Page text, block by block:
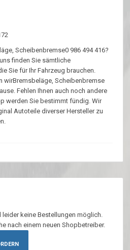
Scheibenbremse0 986 494 416?
finden Sie sämtliche
Sie für Ihr Fahrzeug brauchen.
wirBremsbeläge, Scheibenbremse
Fehlen Ihnen auch noch andere
werden Sie bestimmt fündig. Wir
Autoteile diverser Hersteller zu
keine Bestellungen möglich.
nach einem neuen Shopbetreiber.